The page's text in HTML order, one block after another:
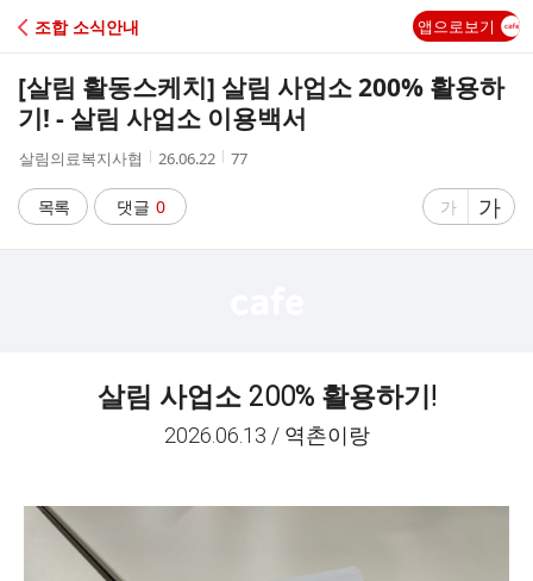
C
A
조합 소식안내 앱으로보기
[살림 활동스케치] 살림 사업소 200% 활용하
기! - 살림 사업소 이용백서
작
자
살림의료복지사협
작
시
간
26.06.22
조
77
목록 댓글 0
글
게
가
글
자
가
살림 사업소 200% 활용하기!
2026.06.13 / 역촌이랑